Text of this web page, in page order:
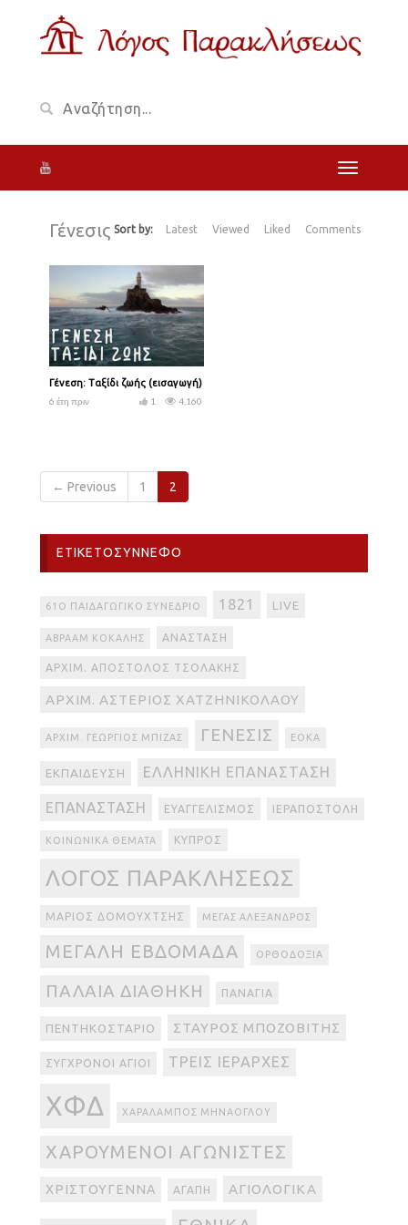
Γένεσις Sort by: Latest Viewed Liked Comments
Γένεση: Ταξίδι ζωής (εισαγωγή)
6 έτη πριν
4,160
1
← Previous 1 2
ΕΤΙΚΕΤΟΣΎΝΝΕΦΟ
61Ο ΠΑΙΔΑΓΩΓΙΚΌ ΣΥΝΈΔΡΙΟ 1821 LIVE
ΑΒΡΑΆΜ ΚΟΚΆΛΗΣ ΑΝΆΣΤΑΣΗ
ΑΡΧΙΜ. ΑΠΌΣΤΟΛΟΣ ΤΣΟΛΆΚΗΣ
ΑΡΧΙΜ. ΑΣΤΈΡΙΟΣ ΧΑΤΖΗΝΙΚΟΛΆΟΥ
ΑΡΧΙΜ. ΓΕΏΡΓΙΟΣ ΜΠΊΖΑΣ ΓΈΝΕΣΙΣ ΕΟΚΑ
ΕΚΠΑΊΔΕΥΣΗ ΕΛΛΗΝΙΚΉ ΕΠΑΝΆΣΤΑΣΗ
ΕΠΑΝΆΣΤΑΣΗ ΕΥΑΓΓΕΛΙΣΜΌΣ ΙΕΡΑΠΟΣΤΟΛΉ
ΚΟΙΝΩΝΙΚΆ ΘΈΜΑΤΑ ΚΎΠΡΟΣ
ΛΌΓΟΣ ΠΑΡΑΚΛΉΣΕΩΣ
ΜΆΡΙΟΣ ΔΟΜΟΥΧΤΣΉΣ ΜΈΓΑΣ ΑΛΈΞΑΝΔΡΟΣ
ΜΕΓΆΛΗ ΕΒΔΟΜΆΔΑ ΟΡΘΟΔΟΞΊΑ
ΠΑΛΑΙΆ ΔΙΑΘΉΚΗ ΠΑΝΑΓΊΑ
ΠΕΝΤΗΚΟΣΤΆΡΙΟ ΣΤΑΎΡΟΣ ΜΠΟΖΟΒΊΤΗΣ
ΣΎΓΧΡΟΝΟΙ ΆΓΙΟΙ ΤΡΕΙΣ ΙΕΡΆΡΧΕΣ
ΧΦΔ ΧΑΡΆΛΑΜΠΟΣ ΜΗΝΆΟΓΛΟΥ
ΧΑΡΟΎΜΕΝΟΙ ΑΓΩΝΙΣΤΈΣ
ΧΡΙΣΤΟΎΓΕΝΝΑ ΑΓΆΠΗ ΑΓΙΟΛΟΓΙΚΆ